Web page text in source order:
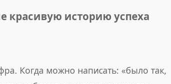
красивую историю успеха
Когда можно написать: «было так,